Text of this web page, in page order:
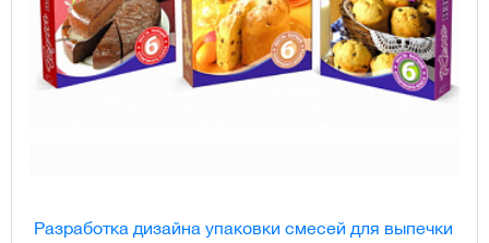
Разработка дизайна упаковки смесей для выпечки